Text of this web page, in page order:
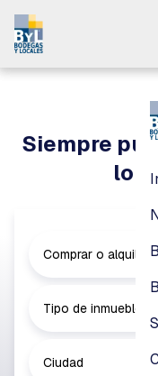
Siempre
lo
Comprar o alquilar
Tipo de inmueble
Ciudad